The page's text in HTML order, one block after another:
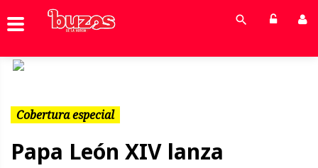
Cobertura especial
Papa León XIV lanza